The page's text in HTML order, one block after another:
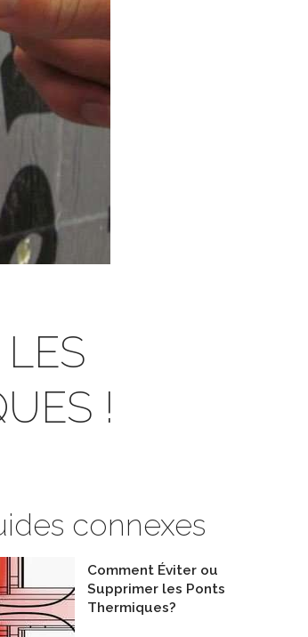
!
connexes
Comment Éviter ou
Supprimer les Ponts
Thermiques?